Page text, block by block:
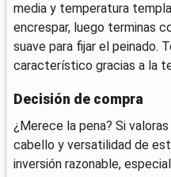
media y temperatura
encrespar, luego terminas
suave para fijar el peinado.
característico gracias a la
Decisión de compra
¿Merece la pena? Si
cabello y versatilidad de
inversión razonable,